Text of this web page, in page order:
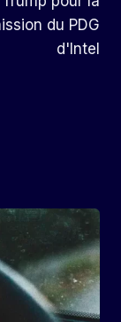
du PDG
d'Intel